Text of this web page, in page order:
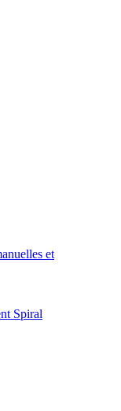
et
Spiral